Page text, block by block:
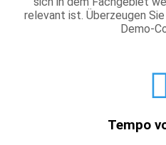
relevant ist. Überzeugen
Demo-
Tempo